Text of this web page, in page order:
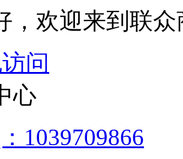
，欢迎来到联众
问
心
1039709866